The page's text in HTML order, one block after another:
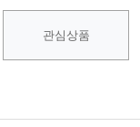
관심상품